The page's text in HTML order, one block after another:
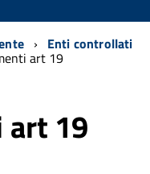
Enti controllati
art 19
19